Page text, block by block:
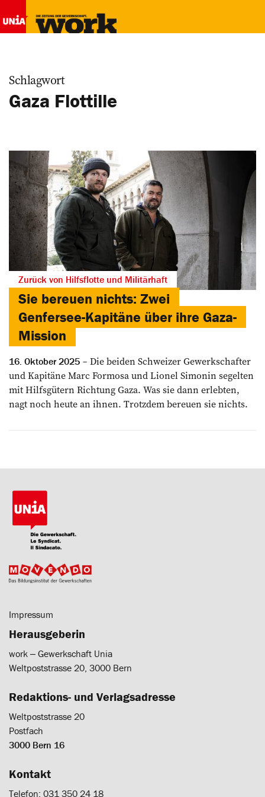
Schlagwort
Gaza Flottille
Zurück von Hilfsflotte und Militärhaft
Sie bereuen nichts: Zwei
Genfersee-Kapitäne über ihre Gaza-
Mission
16. Oktober 2025
Die beiden Schweizer Gewerkschafter
und Kapitäne Marc Formosa und Lionel Simonin segelten
mit Hilfsgütern Richtung Gaza. Was sie dann erlebten,
nagt noch heute an ihnen. Trotzdem bereuen sie nichts.
Impressum
Herausgeberin
work ‒ Gewerkschaft Unia
Weltpoststrasse 20, 3000 Bern
Redaktions- und Verlagsadresse
Weltpoststrasse 20
Postfach
3000 Bern 16
Kontakt
Telefon: 031 350 24 18